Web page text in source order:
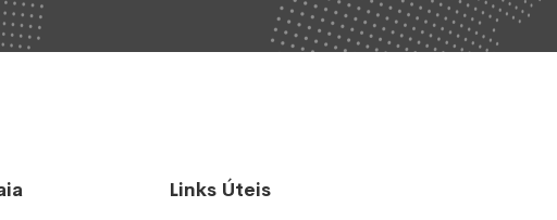
Links Úteis